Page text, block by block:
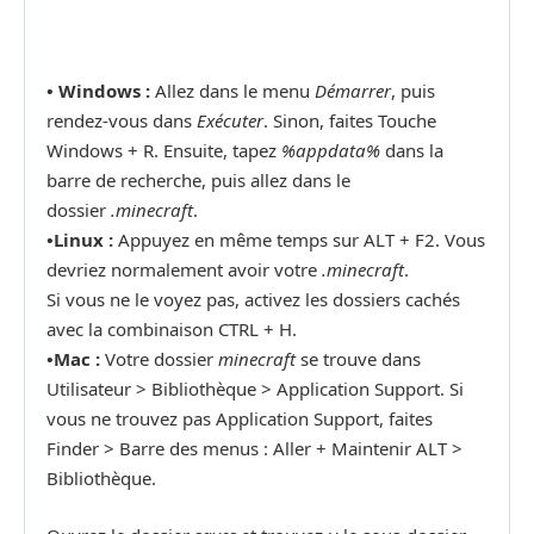
• Windows : Allez dans le menu Démarrer, puis
rendez-vous dans Exécuter. Sinon, faites Touche
Windows + R. Ensuite, tapez %appdata% dans la
barre de recherche, puis allez dans le
dossier .minecraft.
•Linux : Appuyez en même temps sur ALT + F2. Vous
devriez normalement avoir votre .minecraft.
Si vous ne le voyez pas, activez les dossiers cachés
avec la combinaison CTRL + H.
•Mac : Votre dossier minecraftse trouve dans
Utilisateur > Bibliothèque > Application Support. Si
vous ne trouvez pas Application Support, faites
Finder > Barre des menus : Aller + Maintenir ALT >
Bibliothèque.